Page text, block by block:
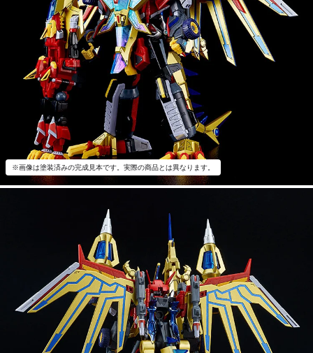
※画像は塗装済みの完成見本です。実際の商品とは異なります。